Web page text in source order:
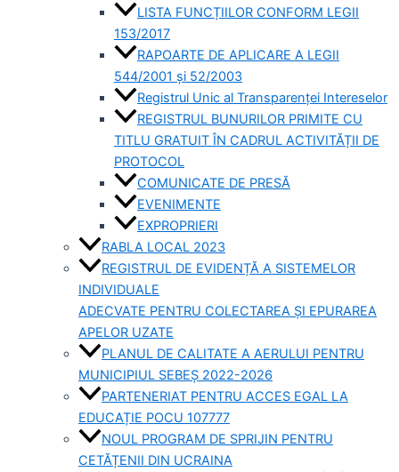
LISTA FUNCȚIILOR CONFORM LEGII
153/2017
RAPOARTE DE APLICARE A LEGII
544/2001 și 52/2003
Registrul Unic al Transparenței Intereselor
REGISTRUL BUNURILOR PRIMITE CU
TITLU GRATUIT ÎN CADRUL ACTIVITĂȚII DE
PROTOCOL
COMUNICATE DE PRESĂ
EVENIMENTE
EXPROPRIERI
RABLA LOCAL 2023
REGISTRUL DE EVIDENȚĂ A SISTEMELOR
INDIVIDUALE
ADECVATE PENTRU COLECTAREA ȘI EPURAREA
APELOR UZATE
PLANUL DE CALITATE A AERULUI PENTRU
MUNICIPIUL SEBEȘ 2022-2026
PARTENERIAT PENTRU ACCES EGAL LA
EDUCAȚIE POCU 107777
NOUL PROGRAM DE SPRIJIN PENTRU
CETĂȚENII DIN UCRAINA